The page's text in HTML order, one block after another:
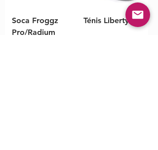
Soca Froggz
Pro/Radium
Ténis Liberty